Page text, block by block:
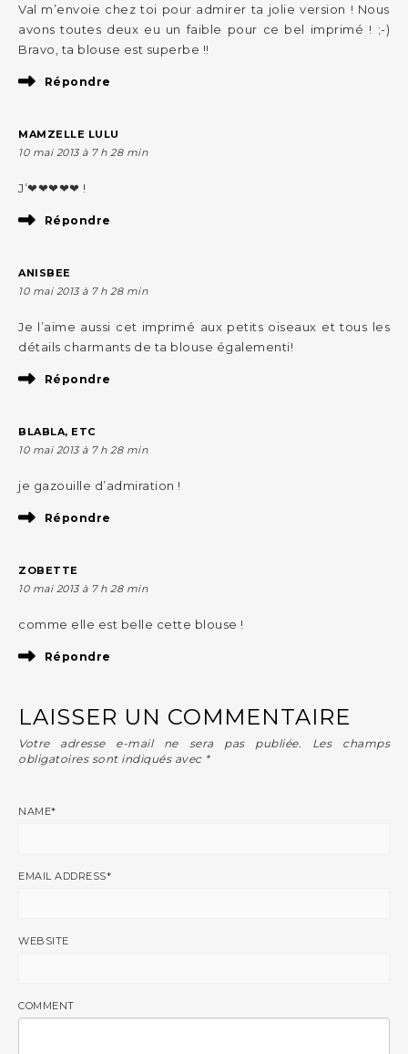
Val m’envoie chez toi pour admirer ta jolie version ! Nous
avons toutes deux eu un faible pour ce bel imprimé ! ;-)
Bravo, ta blouse est superbe !!
Répondre
MAMZELLE LULU
10 mai 2013 à 7 h 28 min
J’❤❤❤❤❤ !
Répondre
ANISBEE
10 mai 2013 à 7 h 28 min
Je l’aime aussi cet imprimé aux petits oiseaux et tous les
détails charmants de ta blouse égalementi!
Répondre
BLABLA, ETC
10 mai 2013 à 7 h 28 min
je gazouille d’admiration !
Répondre
ZOBETTE
10 mai 2013 à 7 h 28 min
comme elle est belle cette blouse !
Répondre
LAISSER UN COMMENTAIRE
Votre adresse e-mail ne sera pas publiée.
Les champs
obligatoires sont indiqués avec *
NAME*
EMAIL ADDRESS*
WEBSITE
COMMENT